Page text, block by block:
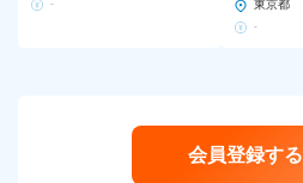
-
東京都
-
会員登録する